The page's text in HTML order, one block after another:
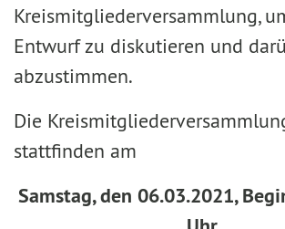
Kreismitgliederversammlung,
Entwurf zu diskutieren und
abzustimmen.
Die
stattfinden am
Samstag, den 06.03.2021,